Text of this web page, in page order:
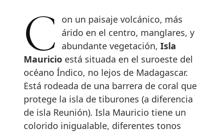
Con un paisaje volcánico, más
árido en el centro, manglares, y
abundante vegetación,Isla
Mauricio está situada en el suroeste del
océano Índico, no lejos de Madagascar.
Está rodeada de una barrera de coral que
protege la isla de tiburones (a diferencia
de isla Reunión). Isla Mauricio tiene un
colorido inigualable, diferentes tonos